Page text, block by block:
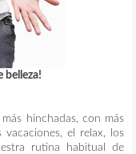
belleza!
hinchadas, con más
vacaciones, el relax, los
rutina habitual de